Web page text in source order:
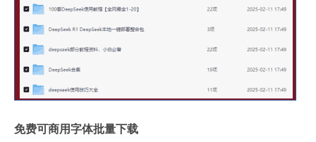
免费可商用字体批量下载